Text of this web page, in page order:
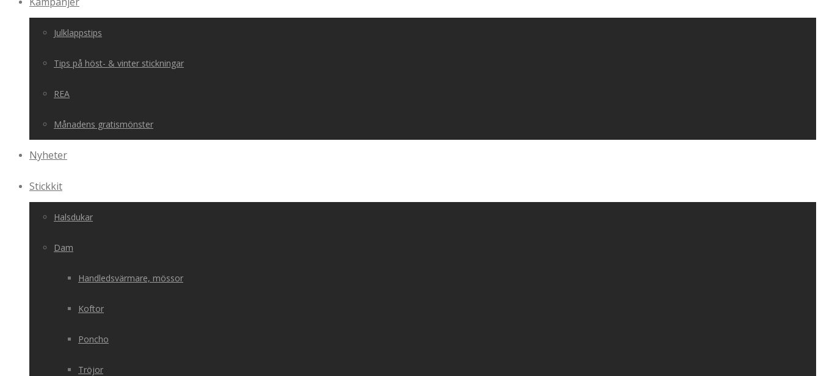
Julklappstips
Tips på höst- & vinter stickningar
REA
Månadens gratismönster
Nyheter
Stickkit
Halsdukar
Dam
Handledsvärmare, mössor
Koftor
Poncho
Tröjor